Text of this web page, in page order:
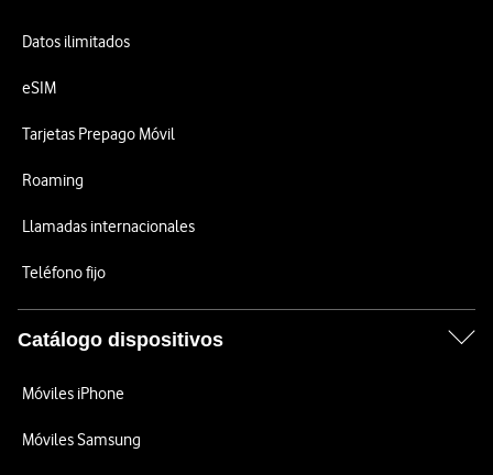
Datos ilimitados
eSIM
Tarjetas Prepago Móvil
Roaming
Llamadas internacionales
Teléfono fijo
Catálogo dispositivos
Móviles iPhone
Móviles Samsung